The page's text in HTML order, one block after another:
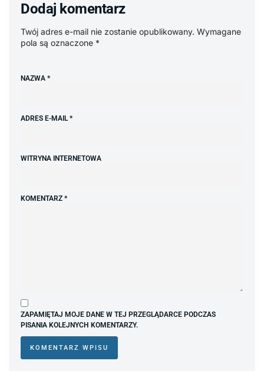
Dodaj komentarz
Twój adres e-mail nie zostanie opublikowany. Wymagane
pola są oznaczone *
NAZWA *
ADRES E-MAIL*
WITRYNA INTERNETOWA
KOMENTARZ *
ZAPAMIĘTAJ MOJE DANE W TEJ PRZEGLĄDARCE PODCZAS
PISANIA KOLEJNYCH KOMENTARZY.